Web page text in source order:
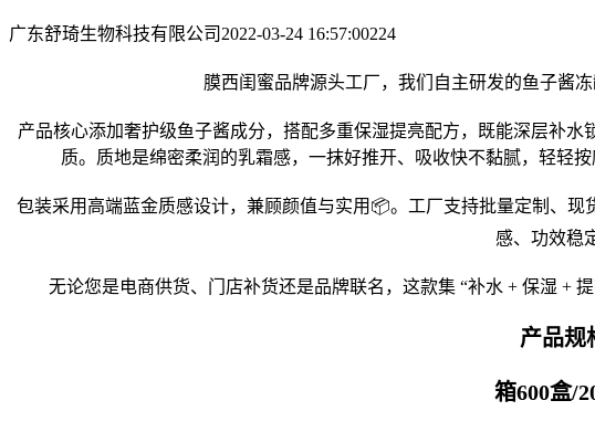
广东舒琦生物科技有限公司 2022-03-24 16:57:00224
膜西闺蜜品牌源头工厂，我们自主研发的鱼子酱
产品核心添加奢护级鱼子酱成分，搭配多重保湿提亮配方，既能深层补
质。质地是绵密柔润的乳霜感，一抹好推开、吸收快不黏腻，轻轻
包装采用高端蓝金质感设计，兼顾颜值与实用📦。工厂支持批量定制、
感、功效稳
无论您是电商供货、门店补货还是品牌联名，这款集 “补水 + 保湿 +
产品规
箱600盒/